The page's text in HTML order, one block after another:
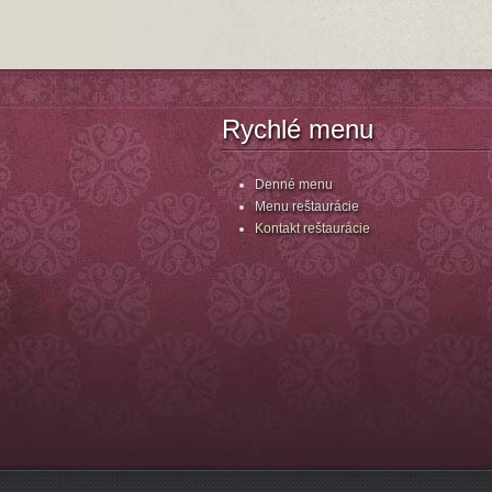
Rychlé menu
Denné menu
Menu reštaurácie
Kontakt reštaurácie